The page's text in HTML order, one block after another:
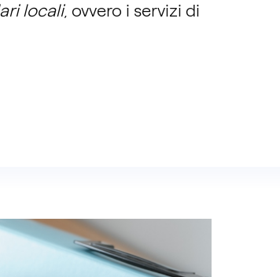
locali, ovvero i servizi di